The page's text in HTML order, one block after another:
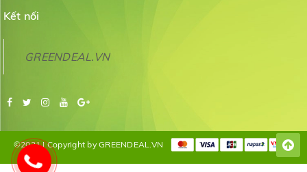
Kết nối
GREENDEAL.VN
©2021 | Copyright by GREENDEAL.VN